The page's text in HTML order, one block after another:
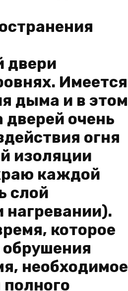
двери
Имеется
дыма и в этом
очень
огня
изоляции
каждой
слой
которое
обрушения
необходимое